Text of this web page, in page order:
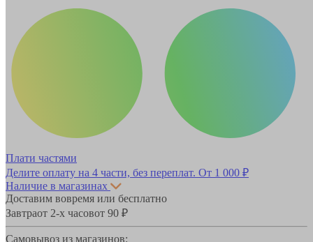
Плати частями
Делите оплату на 4 части, без переплат. От 1 000 ₽
Наличие в магазинах
Доставим вовремя или бесплатно
Завтраот 2-х часовот 90 ₽
Самовывоз из магазинов: